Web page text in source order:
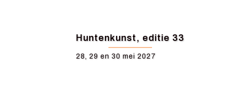
Huntenkunst, editie 33
28, 29 en 30 mei 2027